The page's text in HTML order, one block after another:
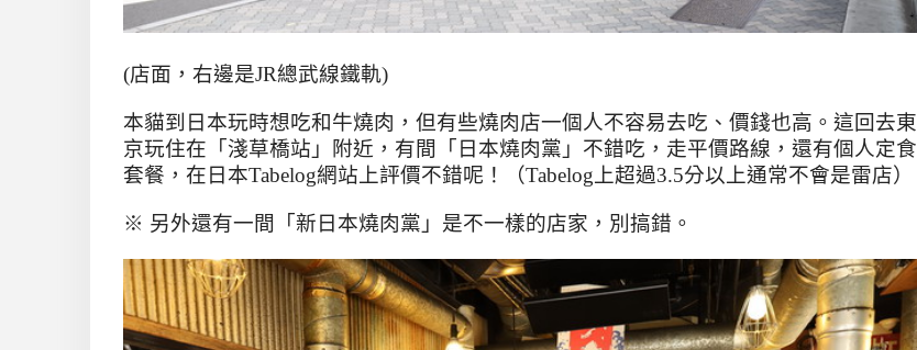
(店面，右邊是JR總武線鐵軌)
本貓到日本玩時想吃和牛燒肉，但有些燒肉店一個人不容易去吃、價錢也高。這回去東
京玩住在「淺草橋站」附近，有間「日本燒肉黨」不錯吃，走平價路線，還有個人定食
套餐，在日本Tabelog網站上評價不錯呢！（Tabelog 上超過3.5分以上通常不會是雷店）
※ 另外還有一間「新日本燒肉黨」是不一樣的店家，別搞錯。